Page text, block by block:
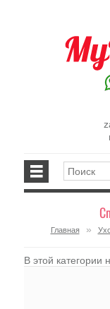
Главная »
В этой категории